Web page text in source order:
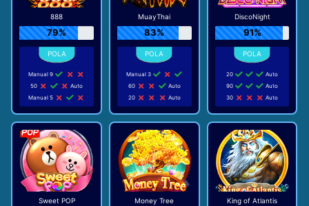
888
79%
Manual 9
50
Auto
Manual 5
MuayThai
83%
Manual 3
60
Auto
20
Auto
DiscoNight
91%
20
Auto
90
Auto
30
Auto
Sweet POP Money Tree King of Atlantis